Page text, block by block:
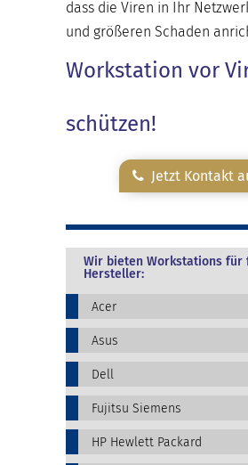
dass die Viren in Ihr
und größeren Schaden
Workstation vor
schützen!
Jetzt Kontakt
Wir bieten Workstations für
Hersteller:
Acer
Asus
Dell
Fujitsu Siemens
HP Hewlett Packard